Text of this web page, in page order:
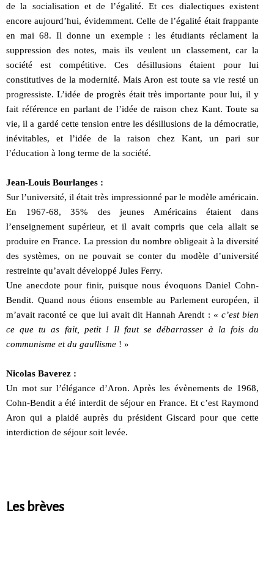
de la socialisation et de l’égalité. Et ces dialectiques existent
encore aujourd’hui, évidemment. Celle de l’égalité était frappante
en mai 68. Il donne un exemple : les étudiants réclament la
suppression des notes, mais ils veulent un classement, car la
société est compétitive. Ces désillusions étaient pour lui
constitutives de la modernité. Mais Aron est toute sa vie resté un
progressiste. L’idée de progrès était très importante pour lui, il y
fait référence en parlant de l’idée de raison chez Kant. Toute sa
vie, il a gardé cette tension entre les désillusions de la démocratie,
inévitables, et l’idée de la raison chez Kant, un pari sur
l’éducation à long terme de la société.
Jean-Louis Bourlanges :
Sur l’université, il était très impressionné par le modèle américain.
En 1967-68, 35% des jeunes Américains étaient dans
l’enseignement supérieur, et il avait compris que cela allait se
produire en France. La pression du nombre obligeait à la diversité
des systèmes, on ne pouvait se conter du modèle d’université
restreinte qu’avait développé Jules Ferry.
Une anecdote pour finir, puisque nous évoquons Daniel Cohn-
Bendit. Quand nous étions ensemble au Parlement européen, il
m’avait raconté ce que lui avait dit Hannah Arendt : « c’est bien
ce que tu as fait, petit ! Il faut se débarrasser à la fois du
communisme et du gaullisme ! »
Nicolas Baverez :
Un mot sur l’élégance d’Aron. Après les évènements de 1968,
Cohn-Bendit a été interdit de séjour en France. Et c’est Raymond
Aron qui a plaidé auprès du président Giscard pour que cette
interdiction de séjour soit levée.
Les brèves